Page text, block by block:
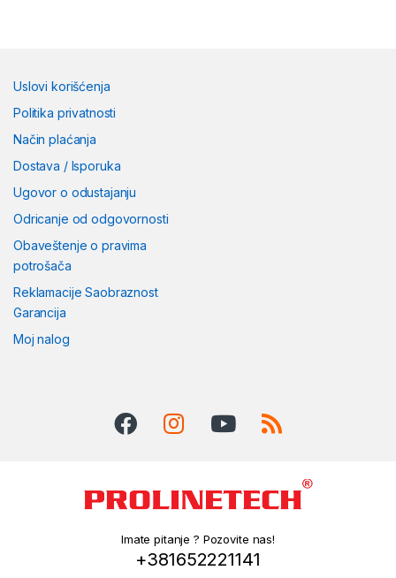
Uslovi korišćenja
Politika privatnosti
Način plaćanja
Dostava / Isporuka
Ugovor o odustajanju
Odricanje od odgovornosti
Obaveštenje o pravima
potrošača
Reklamacije Saobraznost
Garancija
Moj nalog
Imate pitanje ? Pozovite nas!
+381652221141